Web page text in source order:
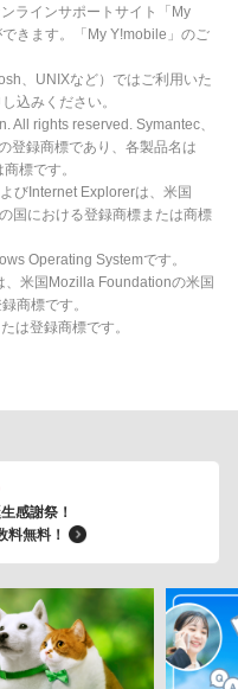
ラインサポートサイト「My
きます。「My Y!mobile」のご
、UNIXなど）ではご利用いた
込みください。
rights reserved. Symantec、
登録商標であり、各製品名は
標です。
びInternet Explorerは、米国
国における登録商標または商標
Operating Systemです。
米国Mozilla Foundationの米国
商標です。
は登録商標です。
感謝祭！
料無料！